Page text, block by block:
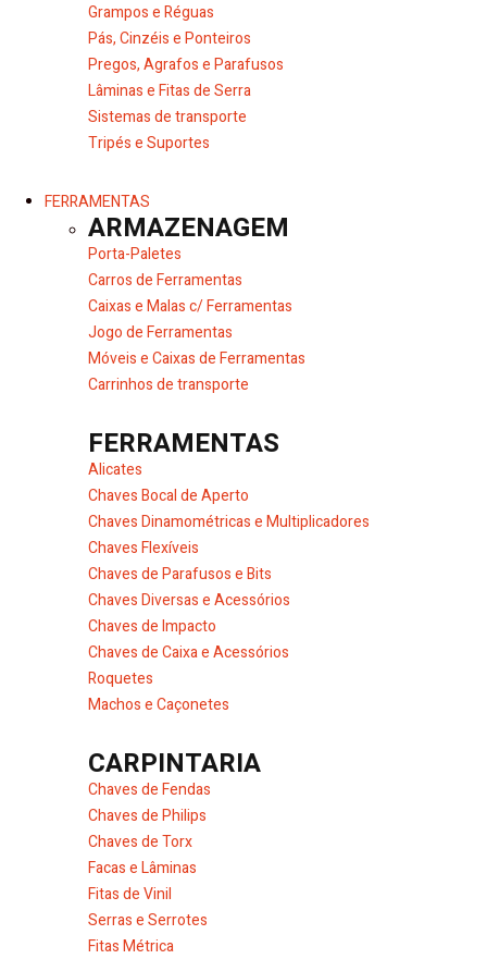
Grampos e Réguas
Pás, Cinzéis e Ponteiros
Pregos, Agrafos e Parafusos
Lâminas e Fitas de Serra
Sistemas de transporte
Tripés e Suportes
FERRAMENTAS
ARMAZENAGEM
Porta-Paletes
Carros de Ferramentas
Caixas e Malas c/ Ferramentas
Jogo de Ferramentas
Móveis e Caixas de Ferramentas
Carrinhos de transporte
FERRAMENTAS
Alicates
Chaves Bocal de Aperto
Chaves Dinamométricas e Multiplicadores
Chaves Flexíveis
Chaves de Parafusos e Bits
Chaves Diversas e Acessórios
Chaves de Impacto
Chaves de Caixa e Acessórios
Roquetes
Machos e Caçonetes
CARPINTARIA
Chaves de Fendas
Chaves de Philips
Chaves de Torx
Facas e Lâminas
Fitas de Vinil
Serras e Serrotes
Fitas Métrica